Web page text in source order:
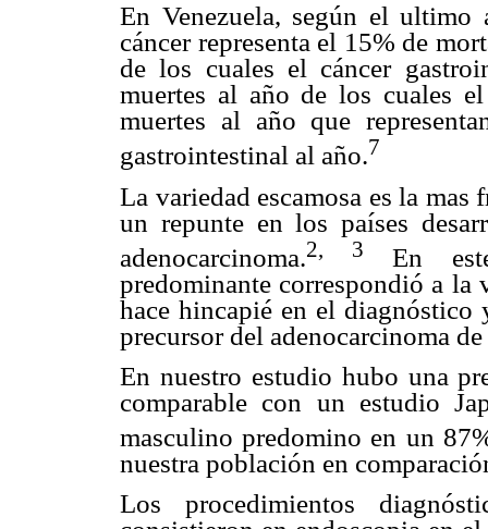
En Venezuela, según el
cáncer representa el 15% de
de los cuales el cáncer
muertes al año de los cuales
muertes al año que
gastrointestinal al año.7
La variedad escamosa es la
un repunte en los países
adenocarcinoma.2, 3
En
predominante correspondió a la
hace hincapié en el diagnóstico
precursor del adenocarcinoma
En nuestro estudio hubo una
comparable con un estudio
masculino predomino en un
nuestra población en
Los procedimientos